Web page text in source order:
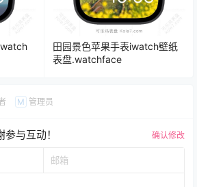
田园景色苹果手表iwatch壁纸
表盘.watchface
M 管理员
与互动！ 确认修改